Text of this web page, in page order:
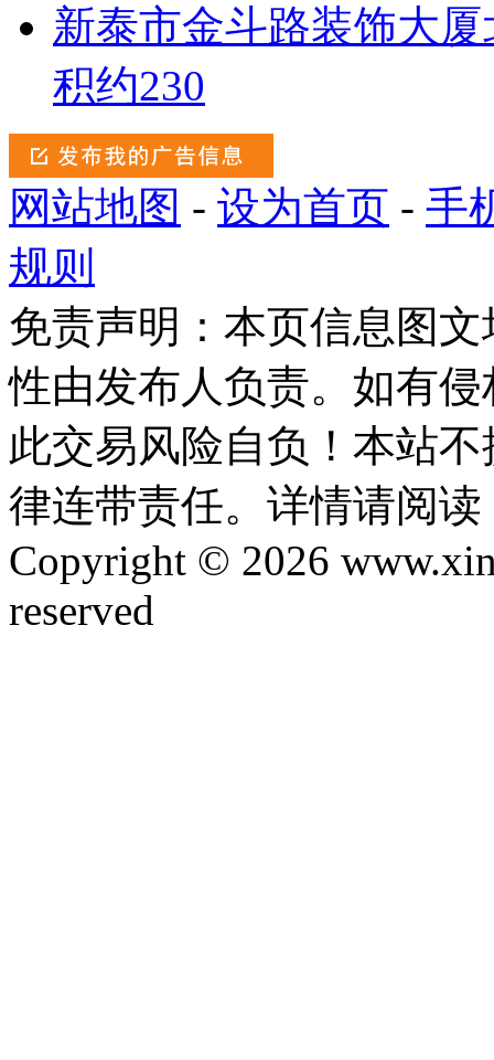
新泰市金斗路装饰大
积约230
网站地图 - 设为首页 - 手
规则
免责声明：本页信息图
性由发布人负责。如有
此交易风险自负！本站
律连带责任。详情请阅读
Copyright © 2026
reserved